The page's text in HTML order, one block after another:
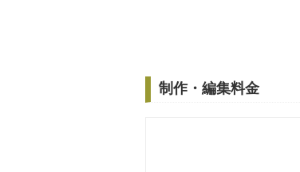
制作・編集料金